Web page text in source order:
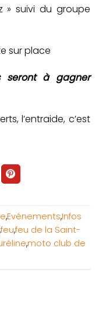
» suivi du groupe
sur place
seront à gagner
l’entraide, c’est
,Evénements,Infos
,feu,feu de la Saint-
,moto club de